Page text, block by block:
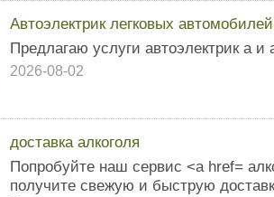
Автоэлектрик легковых автомобилей
Предлагаю услуги автоэлектрик а и
2026-08-02
доставка алкоголя
Попробуйте наш сервис <a href=
получите свежую и быструю